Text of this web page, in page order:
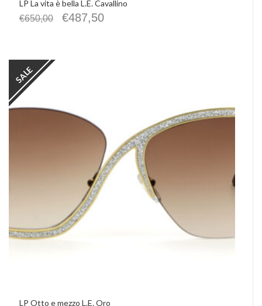
LP La vita è bella L.E. Cavallino
€650,00 €487,50
SALE
LP Otto e mezzo L.E. Oro